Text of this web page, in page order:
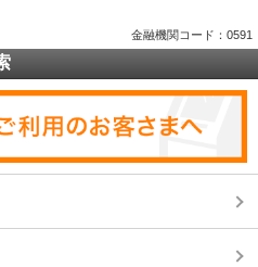
金融機関コード：0591